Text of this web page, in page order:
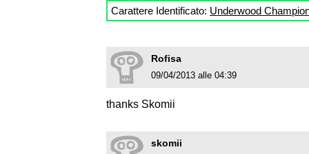
Carattere Identificato: Underwood
Rofisa
09/04/2013 alle 04:39
thanks Skomii
skomii